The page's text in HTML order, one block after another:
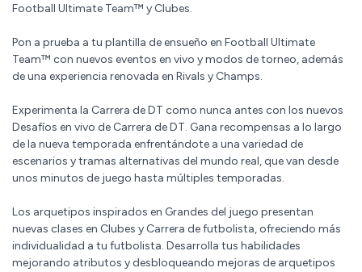
Football Ultimate Team™ y Clubes.
Pon a prueba a tu plantilla de ensueño en Football Ultimate
Team™ con nuevos eventos en vivo y modos de torneo, además
de una experiencia renovada en Rivals y Champs.
Experimenta la Carrera de DT como nunca antes con los nuevos
Desafíos en vivo de Carrera de DT. Gana recompensas a lo largo
de la nueva temporada enfrentándote a una variedad de
escenarios y tramas alternativas del mundo real, que van desde
unos minutos de juego hasta múltiples temporadas.
Los arquetipos inspirados en Grandes del juego presentan
nuevas clases en Clubes y Carrera de futbolista, ofreciendo más
individualidad a tu futbolista. Desarrolla tus habilidades
mejorando atributos y desbloqueando mejoras de arquetipos